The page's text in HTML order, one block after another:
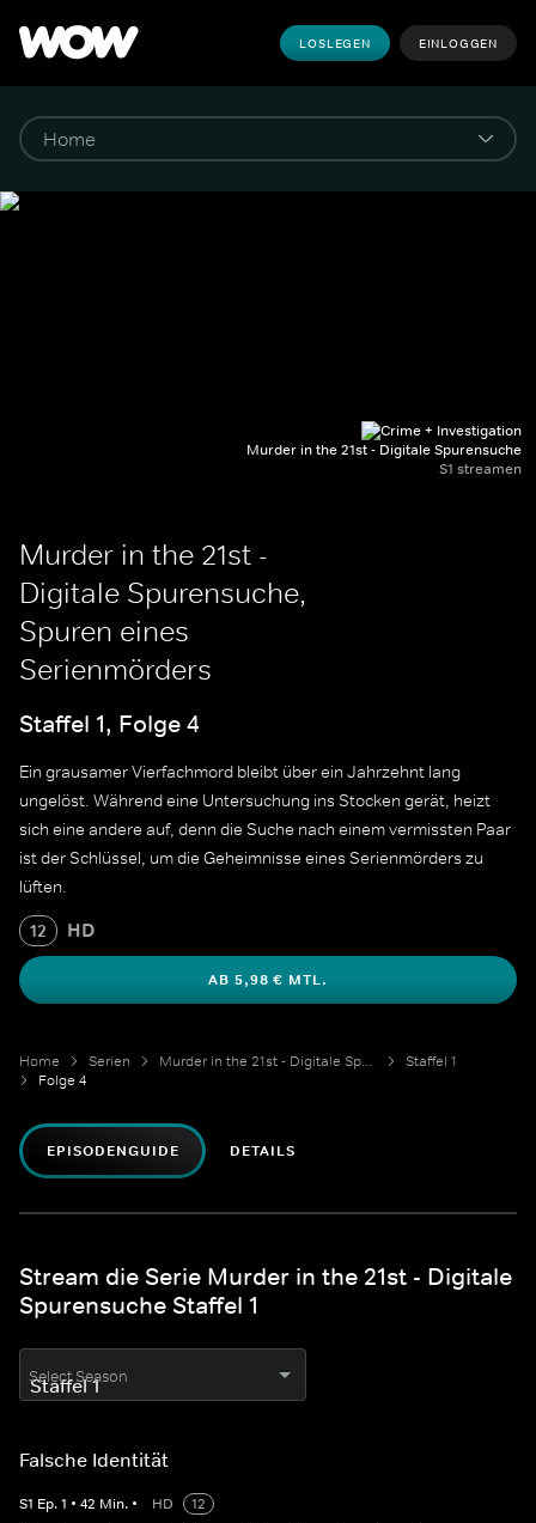
LOSLEGEN EINLOGGEN
Murder in the 21st - Digitale Spurensuche
S1 streamen
Murder in the 21st -
Digitale Spurensuche,
Spuren eines
Serienmörders
Staffel 1, Folge 4
Ein grausamer Vierfachmord bleibt über ein Jahrzehnt lang
ungelöst. Während eine Untersuchung ins Stocken gerät, heizt
sich eine andere auf, denn die Suche nach einem vermissten Paar
ist der Schlüssel, um die Geheimnisse eines Serienmörders zu
lüften.
12 HD
AB 5,98 € MTL.
Home Serien Murder in the 21st - Digitale Spurensuche
Staffel 1
Folge 4
EPISODENGUIDE DETAILS
Stream die Serie Murder in the 21st - Digitale
Spurensuche Staffel 1
Select Season
Falsche Identität
S1 Ep.1 • 42 Min. • HD
12